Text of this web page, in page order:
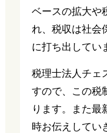
ベースの拡大や
れ、税収は社会
に打ち出してい
税理士法人チェ
すので、この税
ります。また最
時お伝えしてい